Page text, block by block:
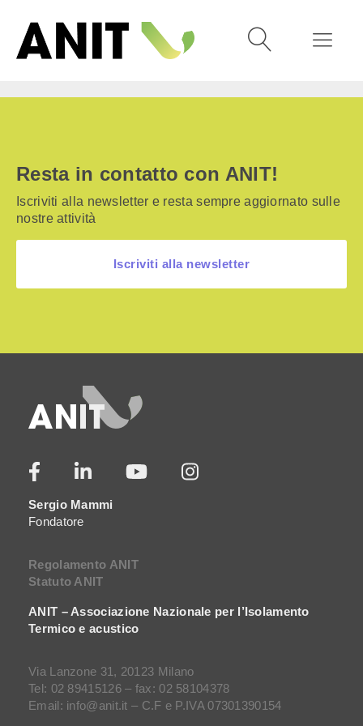
Resta in contatto con ANIT!
Iscriviti alla newsletter e resta sempre aggiornato sulle
nostre attività
Iscriviti alla newsletter
Sergio Mammi
Fondatore
Regolamento ANIT
Statuto ANIT
ANIT – Associazione Nazionale per l’Isolamento
Termico e acustico
Via Lanzone 31, 20123 Milano
Tel: 02 89415126 – fax: 02 58104378
Email: info@anit.it – C.F e P.IVA 07301390154